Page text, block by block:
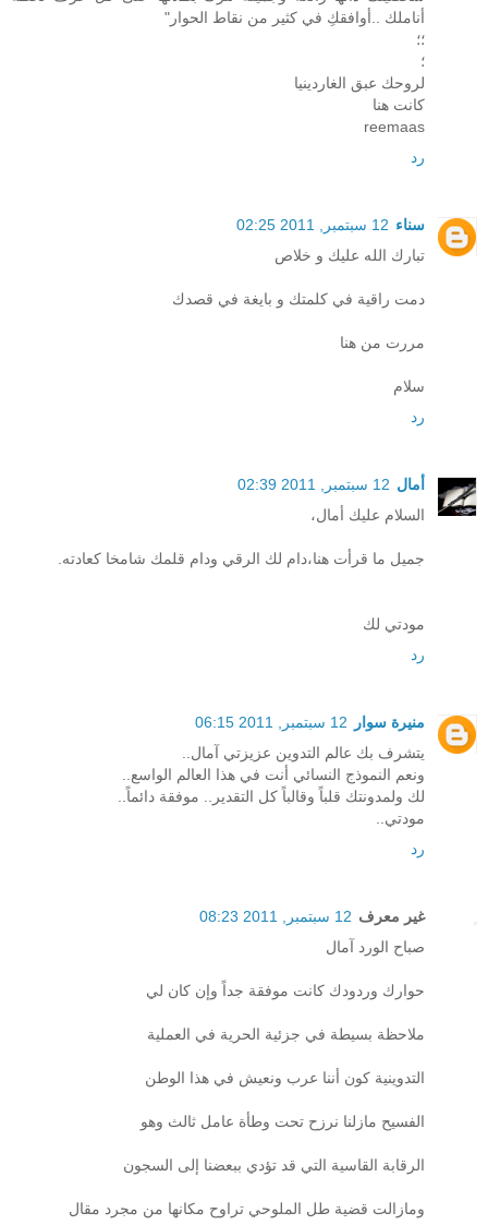
أناملك ..أوافقكِ في كثير من نقاط الحوار"
؛؛
؛
لروحك عبق الغاردينيا
كانت هنا
reemaas
رد
سناء 12 سبتمبر, 2011 02:25
تبارك الله عليك و خلاص
دمت راقية في كلمتك و بايغة في قصدك
مررت من هنا
سلام
رد
أمال 12 سبتمبر, 2011 02:39
السلام عليك أمال،
جميل ما قرأت هنا،دام لك الرقي ودام قلمك شامخا كعادته.
مودتي لك
رد
منيرة سوار
12 سبتمبر, 2011 06:15
يتشرف بك عالم التدوين عزيزتي آمال..
ونعم النموذج النسائي أنت في هذا العالم الواسع..
لك ولمدونتك قلباً وقالباً كل التقدير.. موفقة دائماً..
مودتي..
رد
غير معرف 12 سبتمبر, 2011 08:23
صباح الورد آمال
حوارك وردودك كانت موفقة جداً وإن كان لي
ملاحظة بسيطة في جزئية الحرية في العملية
التدوينية كون أننا عرب ونعيش في هذا الوطن
الفسيح مازلنا نرزح تحت وطأة عامل ثالث وهو
الرقابة القاسية التي قد تؤدي ببعضنا إلى السجون
ومازالت قضية طل الملوحي تراوح مكانها من مجرد مقال